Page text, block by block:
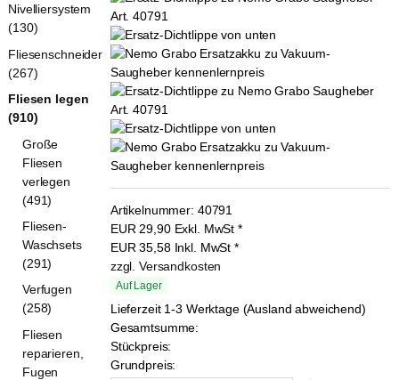
Artikelnummer: 40791
EUR 29,90 Exkl. MwSt *
EUR35,58 Inkl. MwSt *
zzgl. Versandkosten
Auf Lager
Lieferzeit 1-3 Werktage (Ausland abweichend)
Gesamtsumme:
Stückpreis:
Grundpreis:
Nivelliersystem
(130)
Fliesenschneider
(267)
Fliesen legen
(910)
Große
Fliesen
verlegen
(491)
Fliesen-
Waschsets
(291)
Verfugen
(258)
Fliesen
reparieren,
Fugen